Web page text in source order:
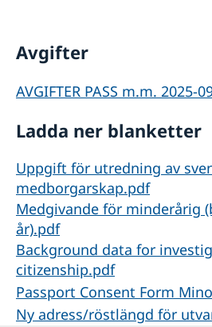
Avgifter
AVGIFTER PASS m.m. 2025-
Ladda ner blanketter
Uppgift för utredning av
medborgarskap.pdf
Medgivande för minderårig
år).pdf
Background data for
citizenship.pdf
Passport Consent Form
Ny adress/röstlängd för